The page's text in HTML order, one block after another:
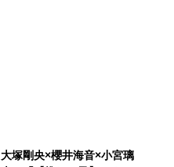
大塚剛央×櫻井海音×小宮璃